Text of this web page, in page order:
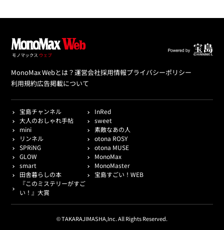
MonoMax Webとは？運営会社採用情報プライバシーポリシー
利用規約広告掲載について
宝島チャンネル
InRed
大人のおしゃれ手帖
sweet
mini
素敵なあの人
リンネル
otona ROSY
SPRiNG
otona MUSE
GLOW
MonoMax
smart
MonoMaster
田舎暮らしの本
宝島すごい！WEB
『このミステリーがすご
い！』大賞
© TAKARAJIMASHA,Inc. All Rights Reserved.